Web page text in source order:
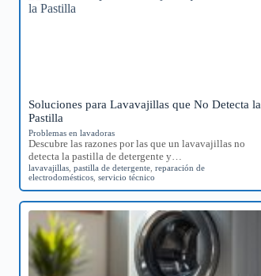
Soluciones para Lavavajillas que No Detecta la
Pastilla
Problemas en lavadoras
Descubre las razones por las que un lavavajillas no
detecta la pastilla de detergente y…
lavavajillas ,pastilla de detergente ,reparación de
electrodomésticos ,servicio técnico